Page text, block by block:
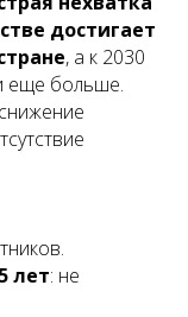
достигает
, а к 2030
еще больше.
лет: не